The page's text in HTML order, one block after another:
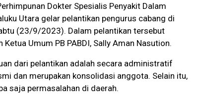
Dokter Spesialis Penyakit Dalam
Utara gelar pelantikan pengurus cabang di
(23/9/2023). Dalam pelantikan tersebut
Umum PB PABDI, Sally Aman Nasution.
dari pelantikan adalah secara administratif
dan merupakan konsolidasi anggota. Selain itu,
saja permasalahan di daerah.